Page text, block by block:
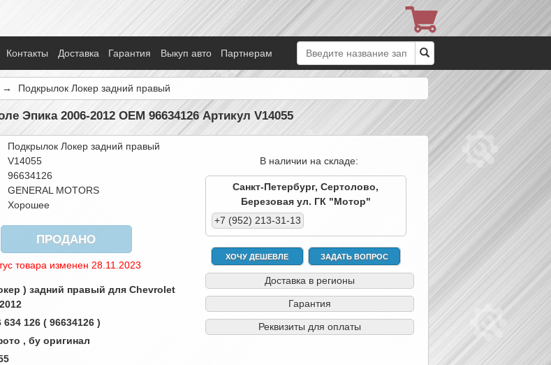
Контакты Доставка Гарантия Выкуп авто Партнерам
→ Подкрылок Локер задний правый
2006-2012 OEM 96634126 Артикул V14055
Подкрылок Локер задний правый
V14055
96634126
GENERAL MOTORS
Хорошее
ПРОДАНО
товара изменен 28.11.2023
) задний правый для Chevrolet
126 ( 96634126 )
, бу оригинал
В наличии на складе:
Санкт-Петербург, Сертолово,
Березовая ул. ГК "Мотор"
+7 (952) 213-31-13
ХОЧУ ДЕШЕВЛЕ ЗАДАТЬ ВОПРОС
Доставка в регионы
Гарантия
Реквизиты для оплаты